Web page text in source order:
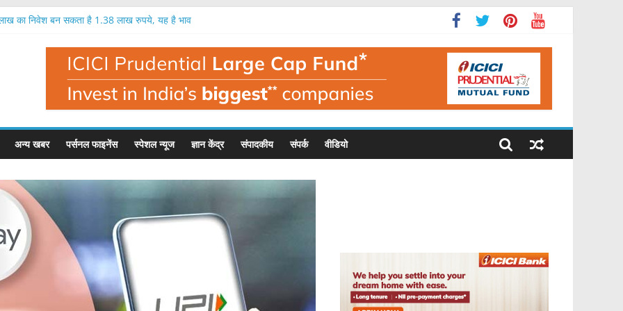
का निवेश बन सकता है 1.38 लाख रुपये, यह है भाव
एक लाख रुपये का निवेश बन सकता है 1.35 लाख रुपये
निवेशक मालामाल, एक लाख का निवेश बना 1.56 लाख
है बहुत बड़ी गिरावट, इस फंड मैनेजर ने दी चेतावनी
अन्य खबर पर्सनल फाइनेंस स्पेशल न्यूज ज्ञान केंद्र संपादकीय संपर्क वीडियो